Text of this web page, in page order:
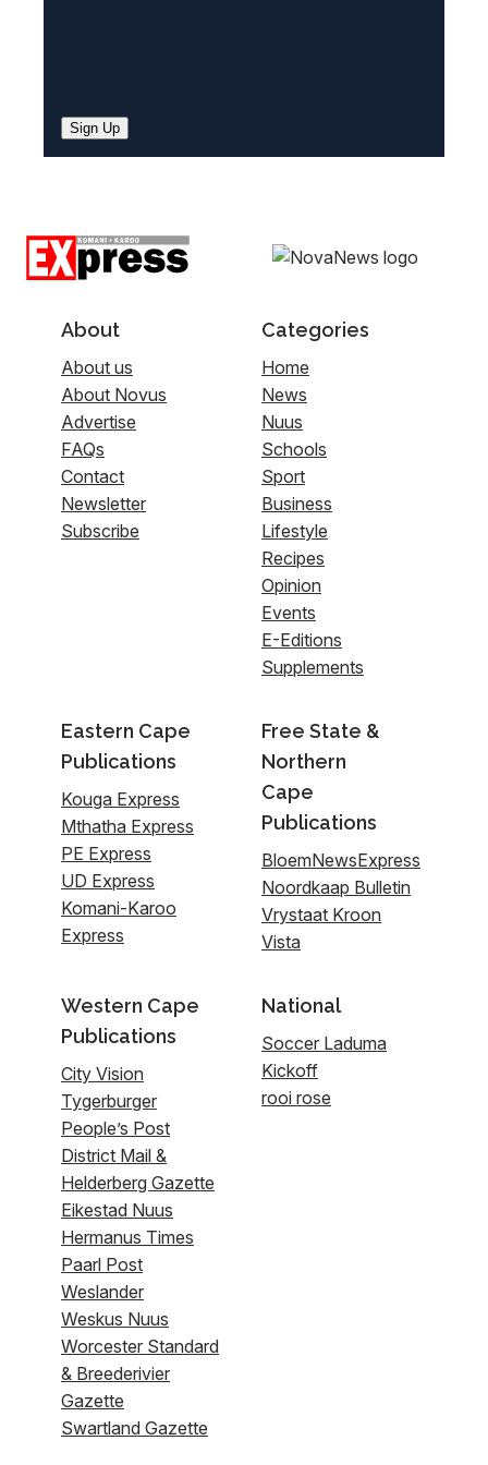
Sign Up
About
About us
About Novus
Advertise
FAQs
Contact
Newsletter
Subscribe
Categories
Home
News
Nuus
Schools
Sport
Business
Lifestyle
Recipes
Opinion
Events
E-Editions
Supplements
Eastern Cape
Publications
Kouga Express
Mthatha Express
PE Express
UD Express
Komani-Karoo
Express
Free State &
Northern
Cape
Publications
BloemNewsExpress
Noordkaap Bulletin
Vrystaat Kroon
Vista
Western Cape
Publications
City Vision
Tygerburger
People’s Post
District Mail &
Helderberg Gazette
Eikestad Nuus
Hermanus Times
Paarl Post
Weslander
Weskus Nuus
Worcester Standard
& Breederivier
Gazette
Swartland Gazette
National
Soccer Laduma
Kickoff
rooi rose